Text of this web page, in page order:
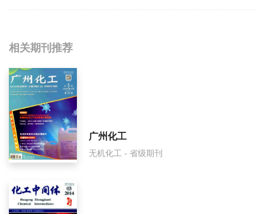
相关提问
工业技术与职业教育影响因子是多少？
工业技术与职业教育怎么样？
工业技术与职业教育面费如何收取？
工业技术与职业教育是什么级别刊物？
工业技术与职业教育审稿要多久？
工业技术与职业教育是国家级期刊吗？
相关期刊推荐
广州化工
无机化工 - 省级期刊